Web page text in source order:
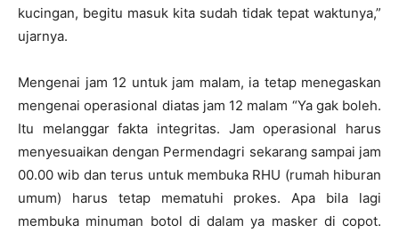
kucingan, begitu masuk kita sudah tidak tepat waktunya,”
ujarnya.
Mengenai jam 12 untuk jam malam, ia tetap menegaskan
mengenai operasional diatas jam 12 malam “Ya gak boleh.
Itu melanggar fakta integritas. Jam operasional harus
menyesuaikan dengan Permendagri sekarang sampai jam
00.00 wib dan terus untuk membuka RHU (rumah hiburan
umum) harus tetap mematuhi prokes.Apa bila lagi
membuka minuman botol di dalam ya masker di copot.